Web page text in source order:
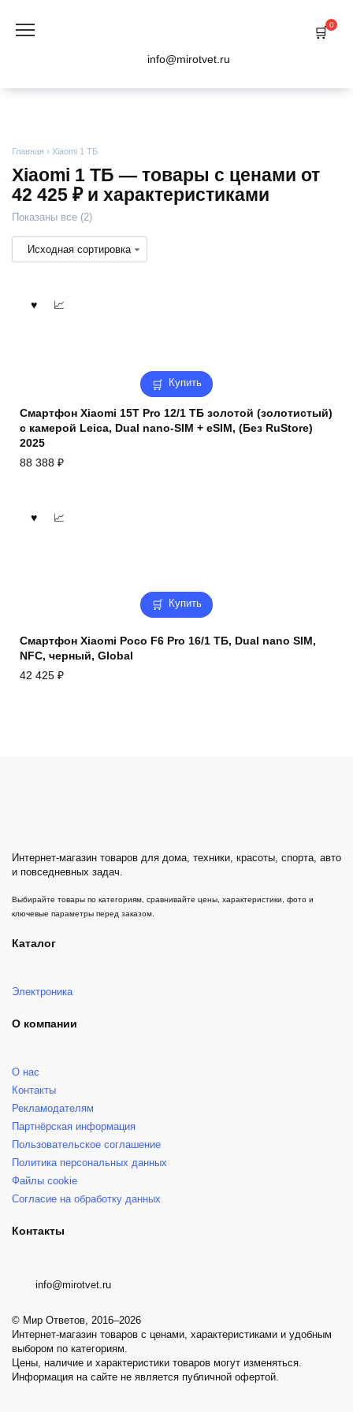
содержанию
info@mirotvet.ru
0
Главная › Xiaomi 1 ТБ
Xiaomi 1 ТБ — товары с ценами от
42 425 ₽ и характеристиками
Показаны все (2)
Купить
Смартфон Xiaomi 15T Pro 12/1 ТБ золотой (золотистый)
с камерой Leica, Dual nano-SIM + eSIM, (Без RuStore)
2025
88 388 ₽
Купить
Смартфон Xiaomi Poco F6 Pro 16/1 ТБ, Dual nano SIM,
NFC, черный, Global
42 425 ₽
Интернет-магазин товаров для дома, техники, красоты, спорта, авто
и повседневных задач.
Выбирайте товары по категориям, сравнивайте цены, характеристики, фото и
ключевые параметры перед заказом.
Каталог
Электроника
О компании
О нас
Контакты
Рекламодателям
Партнёрская информация
Пользовательское соглашение
Политика персональных данных
Файлы cookie
Согласие на обработку данных
Контакты
info@mirotvet.ru
© Мир Ответов, 2016–2026
Интернет-магазин товаров с ценами, характеристиками и удобным
выбором по категориям.
Цены, наличие и характеристики товаров могут изменяться.
Информация на сайте не является публичной офертой.